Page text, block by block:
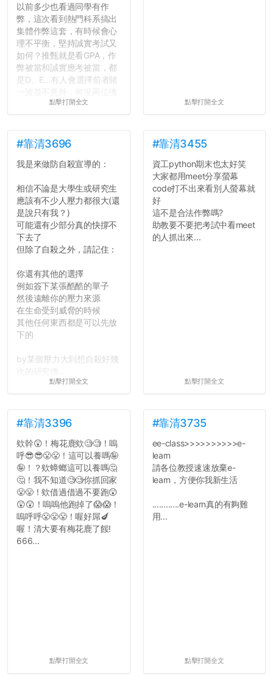
以前多少也看過同學有作
弊，這次看到熱門科系搞出
集體作弊這套，有時候會心
理不平衡，堅持誠實考試又
如何？推甄就是看GPA，作
弊被當和誠實應考被當，都
是D、E...有人會選擇前者賭
心教授看起來要輕輕放下
長作弊的風氣。
反正老人我明天就要搬離新
關，就當最後一天發個牢騷
吧XD，祝學弟妹們修課順利
~~...
點擊打開全文 點擊打開全文
#靠清3696
我是來做防自殺宣導的：
相信不論是大學生或研究生
應該有不少人壓力都很大(還
是說只有我？)
可能還有少部分真的快撐不
下去了
但除了自殺之外，請記住：
你還有其他的選擇
例如簽下某張酷酷的單子
然後遠離你的壓力來源
在生命受到威脅的時候
其他任何東西都是可以先放
下的
by某個壓力大到想自殺好幾
點擊打開全文
#靠清3455
資工python期末也太好笑
大家都用meet分享螢幕
code打不出來看別人螢幕就
好
這不是合法作弊嗎?
助教要不要把考試中看meet
的人抓出來...
點擊打開全文
#靠清3396
欸幹😲！梅花鹿欸🧐🧐！嗚
呼😎😎😤😤！這可以養嗎🤪
🤪！？欸蟑螂這可以養嗎🤔
🤔！我不知道🧐🧐你抓回家
😤😤！欸借過借過不要跑😲
😲😲！嗚嗚他跑掉了😱😱！
嗚呼呼😤😤😤！喔好屌🍆
喔！清大要有梅花鹿了餒!
666...
點擊打開全文
#靠清3735
ee-class>>>>>>>>>>e-
learn
請各位教授速速放棄e-
learn，方便你我新生活
............e-learn真的有夠難
用...
點擊打開全文